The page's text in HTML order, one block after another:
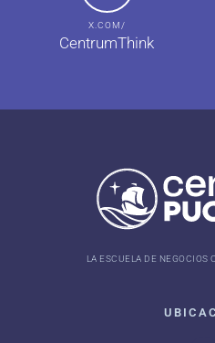
X.COM/
CentrumThink
LA ESCUELA DE NEGOCIOS